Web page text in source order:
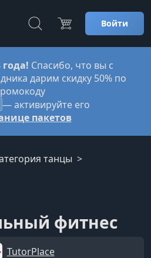
Войти
Спасибо, что вы с
дарим скидку 50% по
— активируйте его
пакетов
танцы
фитнес
TutorPlace